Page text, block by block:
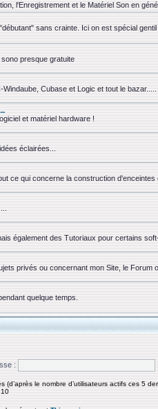
l'Enregistrement et le Matériel Son en
sans crainte. Ici on est spécial
presque gratuite
Cubase et Logic et tout le bazar.....
et matériel hardware !
éclairées...
ce qui concerne la construction d'enceintes
également des Tutoriaux pour certains
privés ou concernant mon Site, le Forum
quelque temps.
:
le nombre d’utilisateurs actifs ces 5